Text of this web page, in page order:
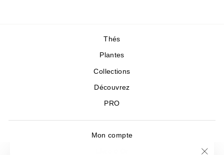
Thés
Plantes
Collections
Découvrez
PRO
Mon compte